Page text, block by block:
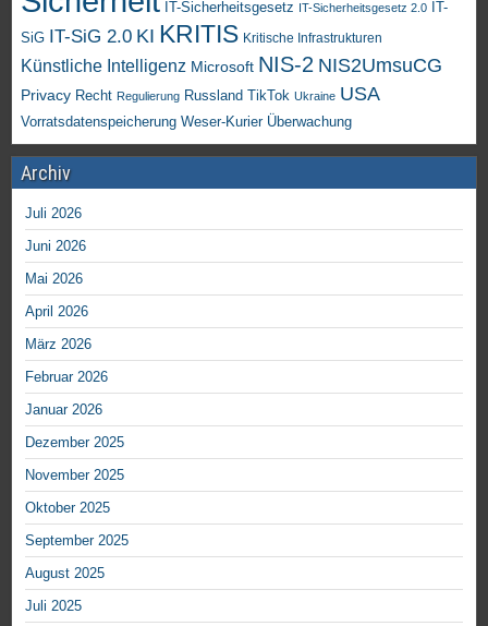
IT-Sicherheitsgesetz IT-Sicherheitsgesetz 2.0
IT-
SiG IT-SiG 2.0 KI KRITIS Kritische Infrastrukturen
Künstliche Intelligenz Microsoft NIS-2 NIS2UmsuCG
Privacy Recht Regulierung Russland TikTok Ukraine USA
Vorratsdatenspeicherung Weser-Kurier Überwachung
Archiv
Juli 2026
Juni 2026
Mai 2026
April 2026
März 2026
Februar 2026
Januar 2026
Dezember 2025
November 2025
Oktober 2025
September 2025
August 2025
Juli 2025